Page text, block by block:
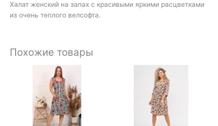
Халат женский на запах с красивыми яркими расцветками
из очень теплого велсофта.
Похожие товары